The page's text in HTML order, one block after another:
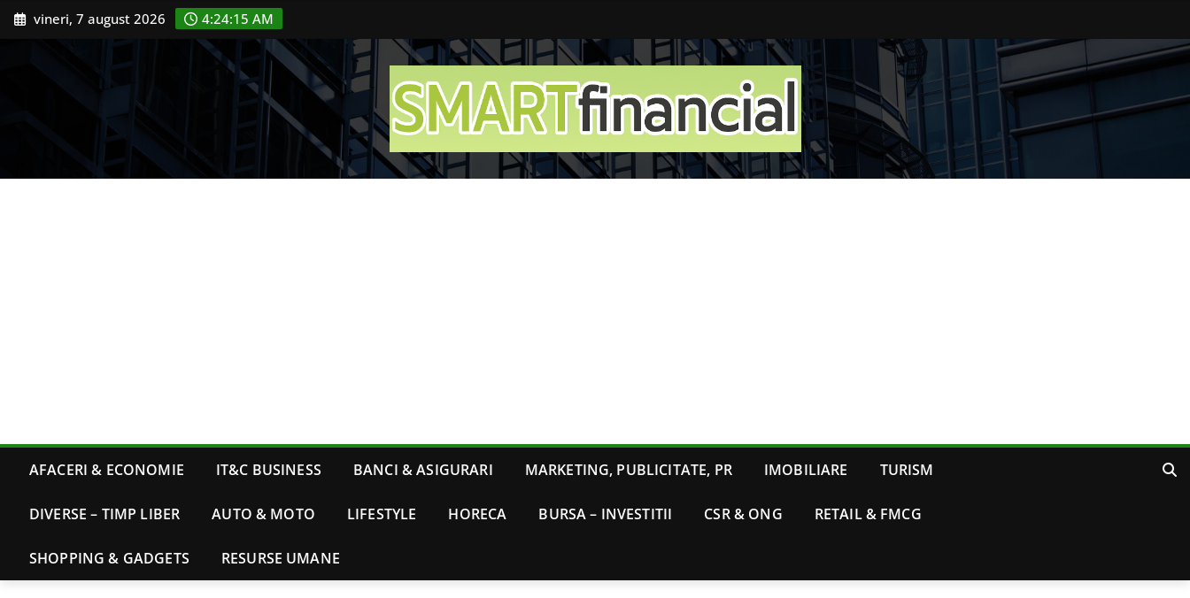
Skip vineri, 7 august 2026 4:24:16 AM
AFACERI & ECONOMIE IT&C BUSINESS BANCI & ASIGURARI MARKETING, PUBLICITATE, PR IMOBILIARE TURISM
DIVERSE – TIMP LIBER AUTO & MOTO LIFESTYLE HORECA BURSA – INVESTITII CSR & ONG RETAIL & FMCG
SHOPPING & GADGETS RESURSE UMANE